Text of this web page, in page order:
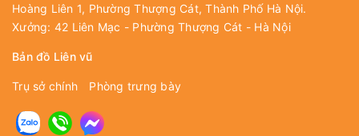
Hoàng Liên 1, Phường Thượng Cát, Thành Phố Hà Nội.
Xưởng: 42 Liên Mạc - Phường Thượng Cát - Hà Nội
Bản đồ Liên vũ
Trụ sở chính Phòng trưng bày